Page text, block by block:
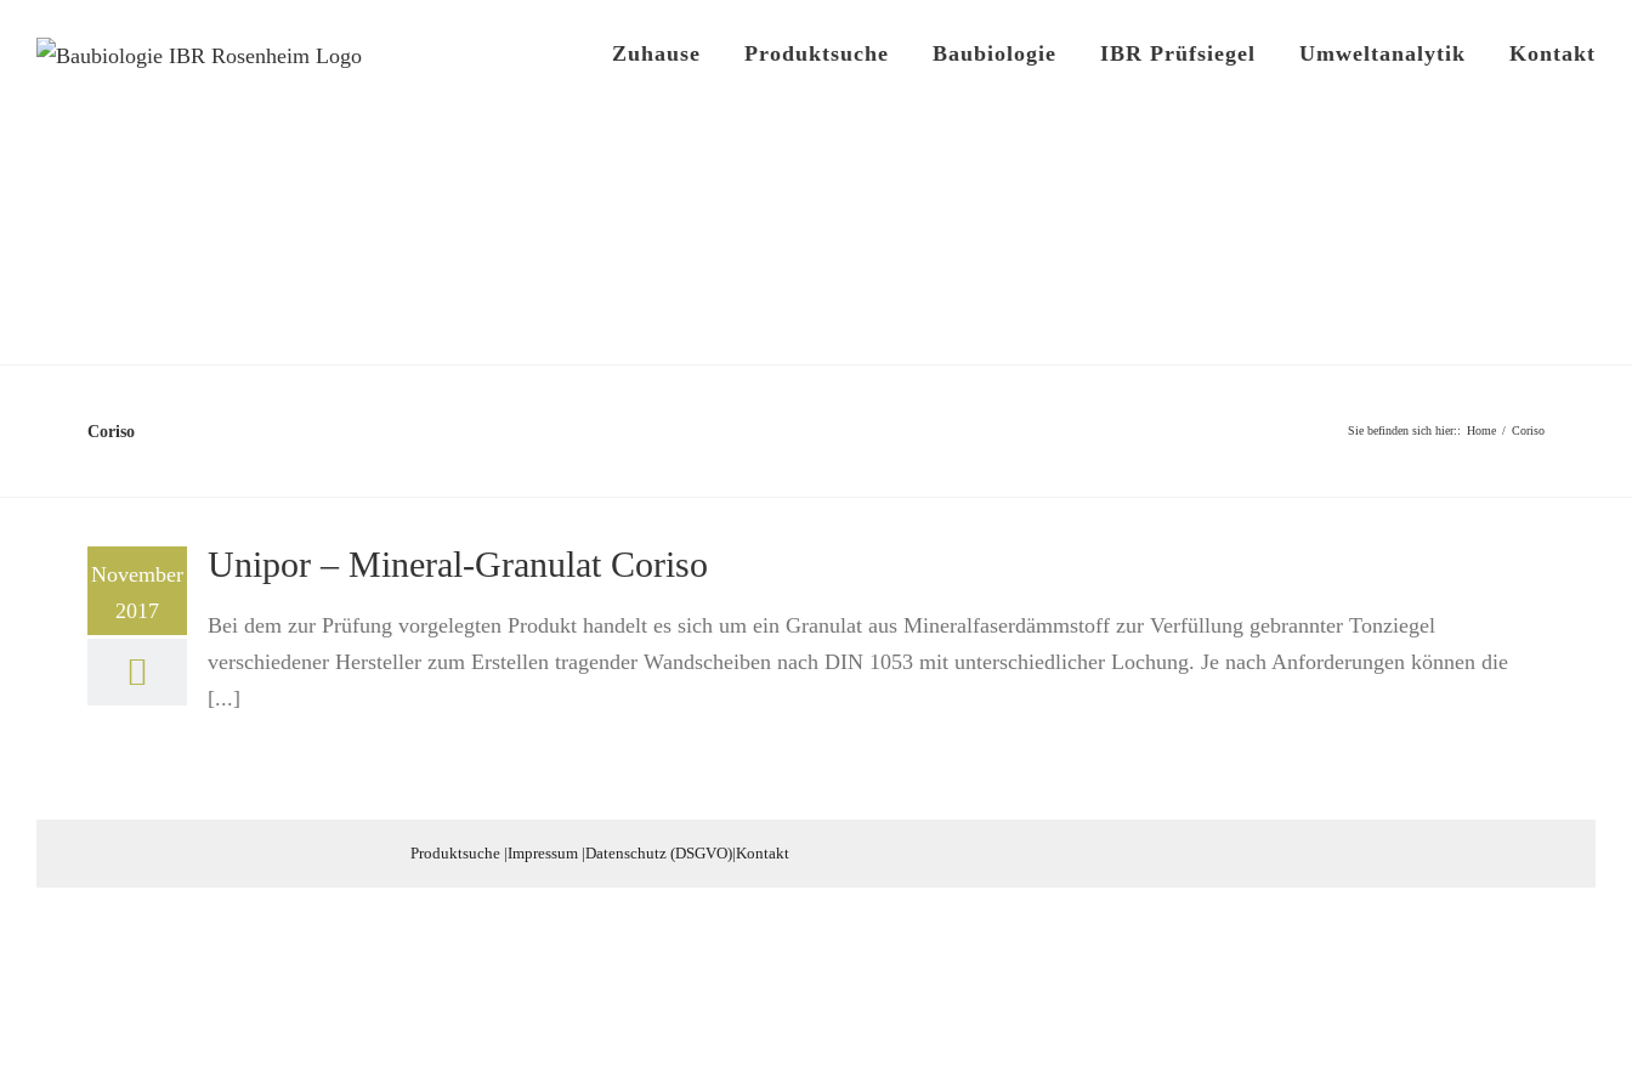
Zuhause Produktsuche Baubiologie IBR Prüfsiegel Umweltanalytik Kontakt
Coriso Sie befinden sich hier:: Home / Coriso
November
2017
Unipor – Mineral-Granulat Coriso
Bei dem zur Prüfung vorgelegten Produkt handelt es sich um ein Granulat aus Mineralfaserdämmstoff zur Verfüllung gebrannter Tonziegel
verschiedener Hersteller zum Erstellen tragender Wandscheiben nach DIN 1053 mit unterschiedlicher Lochung. Je nach Anforderungen können die
[...]
Produktsuche|Impressum|Datenschutz (DSGVO)|Kontakt